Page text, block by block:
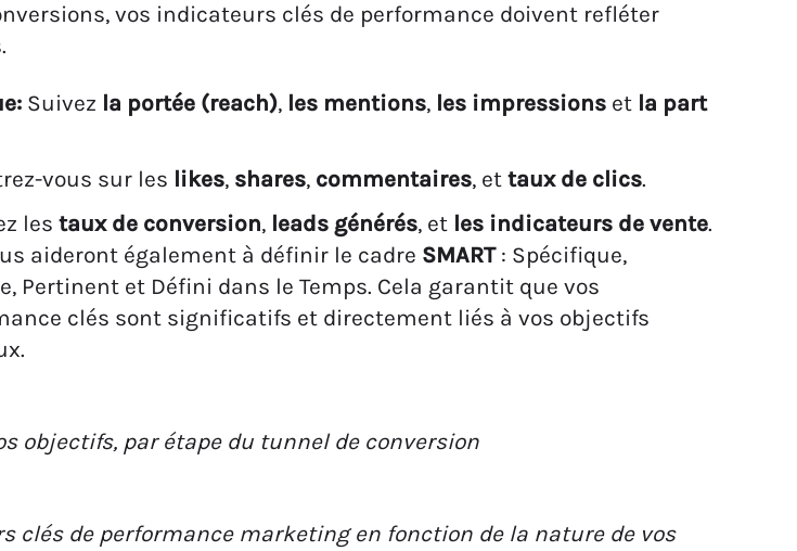
vos indicateurs clés de performance doivent refléter
Suivez la portée (reach), les mentions, les impressions et la part
vous sur les likes, shares, commentaires, et taux de clics.
les taux de conversion, leads générés, et les indicateurs de vente.
aideront également à définir le cadre SMART: Spécifique,
Pertinent et Défini dans le Temps. Cela garantit que vos
clés sont significatifs et directement liés à vos objectifs
clés de performance marketing en fonction de la nature de vos